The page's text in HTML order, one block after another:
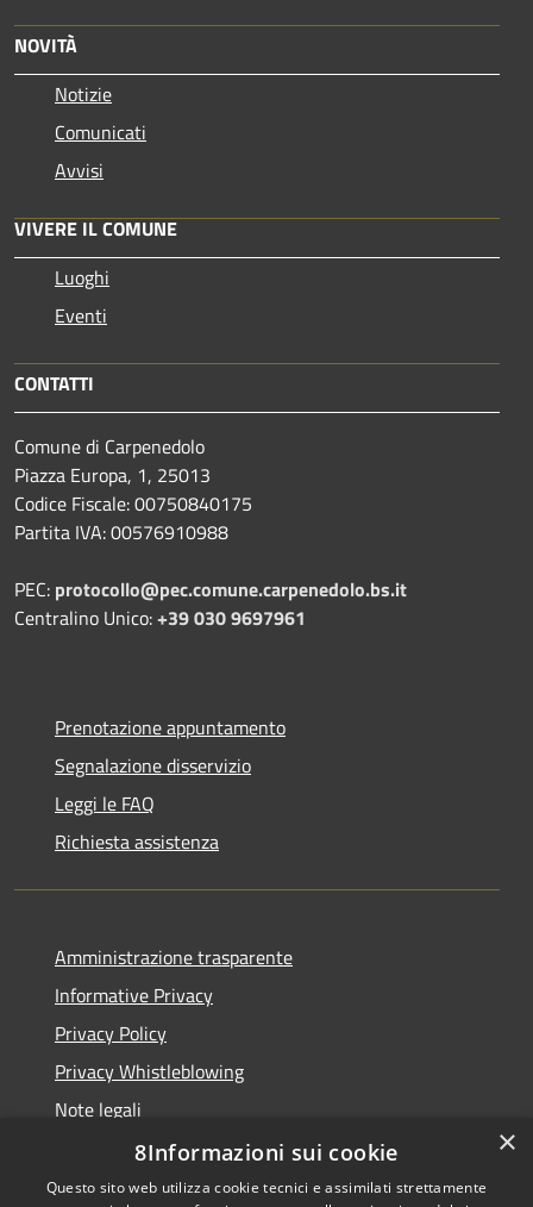
NOVITÀ
Notizie
Comunicati
Avvisi
VIVERE IL COMUNE
Luoghi
Eventi
CONTATTI
Comune di Carpenedolo
Piazza Europa, 1, 25013
Codice Fiscale: 00750840175
Partita IVA: 00576910988
PEC: protocollo@pec.comune.carpenedolo.bs.it
Centralino Unico:+39 030 9697961
Prenotazione appuntamento
Segnalazione disservizio
Leggi le FAQ
Richiesta assistenza
Amministrazione trasparente
Informative Privacy
Privacy Policy
Privacy Whistleblowing
Note legali
Dichiarazione di accessibilità
×
8Informazioni sui cookie
Questo sito web utilizza cookie tecnici e assimilati strettamente